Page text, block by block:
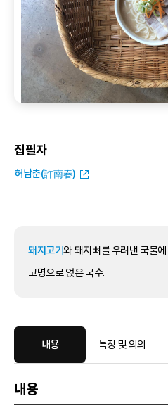
집필자
허남춘(許南春)
돼지고기와 돼지뼈를 우려낸 국물
고명으로 얹은 국수.
내용 특징 및 의의
내용